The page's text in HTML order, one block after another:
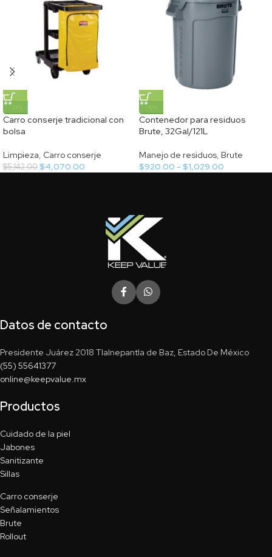
-21%
Carro conserje tradicional con
bolsa
Limpieza, Carro conserje
$5,142.00$4,070.00
-16%
Contenedor para residuos
Brute, 32Gal/121L
Manejo de residuos, Brute
$920.00 - $1,029.00
Datos de contacto
Presidente Juárez 2018 Tlalnepantla de Baz, Estado De México
(55) 55641377
online@keepvalue.mx
Productos
Cuidado de la piel
Jabones
Sanitizante
Sillas
Carro conserje
Señalamientos
Brute
Rollout